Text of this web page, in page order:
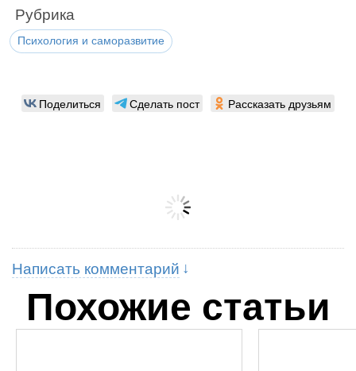
Рубрика
Психология и саморазвитие
Поделиться Сделать пост Рассказать друзьям
Написать комментарий
Похожие статьи